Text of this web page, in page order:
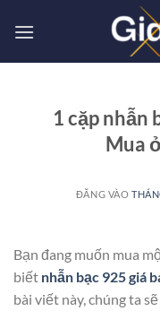
qua
1 cặp nhẫn
Mua
ĐĂNG VÀO
Bạn đang muốn mua
biết nhẫn bạc 925 giá
bài viết này, chúng ta